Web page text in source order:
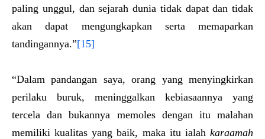
paling unggul, dan sejarah dunia tidak dapat dan tidak
akan dapat mengungkapkan serta memaparkan
tandingannya.”[15]
“Dalam pandangan saya, orang yang menyingkirkan
perilaku buruk, meninggalkan kebiasaannya yang
tercela dan bukannya memoles dengan itu malahan
memiliki kualitas yang baik, maka itu ialah karaamah